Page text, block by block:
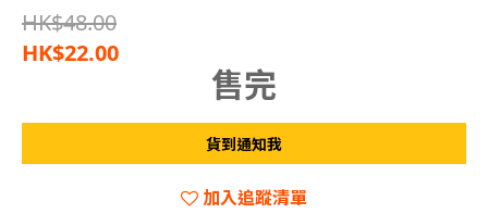
HK$48.00
HK$22.00
售完
貨到通知我
加入追蹤清單